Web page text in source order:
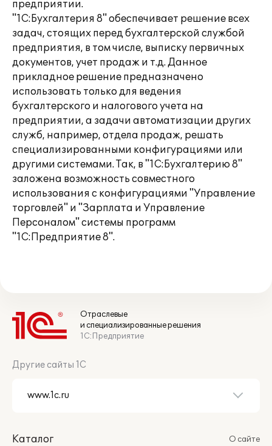
предприятии.
"1С:Бухгалтерия 8" обеспечивает решение всех
задач, стоящих перед бухгалтерской службой
предприятия, в том числе, выписку первичных
документов, учет продаж и т.д. Данное
прикладное решение предназначено
использовать только для ведения
бухгалтерского и налогового учета на
предприятии, а задачи автоматизации других
служб, например, отдела продаж, решать
специализированными конфигурациями или
другими системами. Так, в "1С:Бухгалтерию 8"
заложена возможность совместного
использования с конфигурациями "Управление
торговлей" и "Зарплата и Управление
Персоналом" системы программ
"1С:Предприятие 8".
Отраслевые
и специализированные решения
1С:Предприятие
Другие сайты 1С
Каталог
О сайте